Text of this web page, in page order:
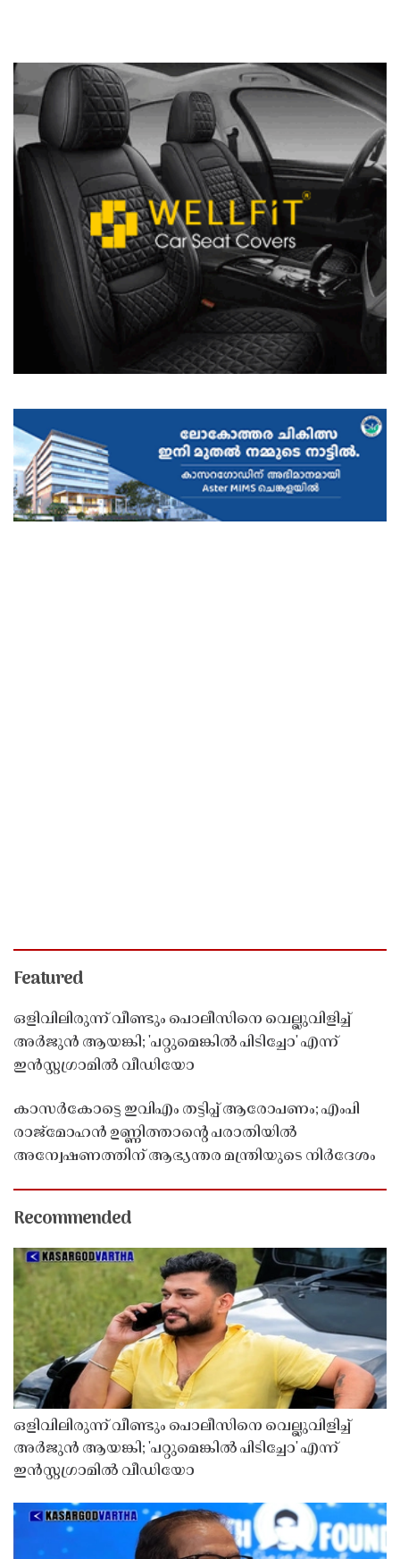
Featured
ഒളിവിലിരുന്ന് വീണ്ടും പൊലീസിനെ വെല്ലുവിളിച്ച്
അർജുൻ ആയങ്കി; 'പറ്റുമെങ്കിൽ പിടിച്ചോ' എന്ന്
ഇൻസ്റ്റഗ്രാമിൽ വീഡിയോ
കാസർകോട്ടെ ഇവിഎം തട്ടിപ്പ് ആരോപണം; എംപി
രാജ്‌മോഹൻ ഉണ്ണിത്താന്റെ പരാതിയിൽ
അന്വേഷണത്തിന് ആഭ്യന്തര മന്ത്രിയുടെ നിർദേശം
Recommended
ഒളിവിലിരുന്ന് വീണ്ടും പൊലീസിനെ വെല്ലുവിളിച്ച്
അർജുൻ ആയങ്കി; 'പറ്റുമെങ്കിൽ പിടിച്ചോ' എന്ന്
ഇൻസ്റ്റഗ്രാമിൽ വീഡിയോ